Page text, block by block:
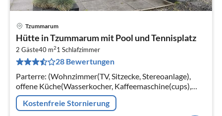
Tzummarum
Hütte in Tzummarum mit Pool und Tennisplatz
2 Gäste40 m21 Schlafzimmer
28 Bewertungen
Parterre: (Wohnzimmer(TV, Sitzecke, Stereoanlage),
offene Küche(Wasserkocher, Kaffeemaschine(cups),
Kombi-Mikrowelle, Kühlschrank),
Schlafzimmer(Doppelbett)
Kostenfreie Stornierung